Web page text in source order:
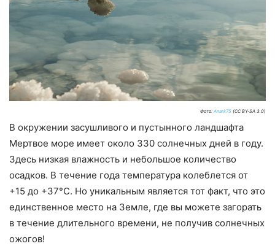
Фото: Anark75 (CC BY-SA 3.0)
В окружении засушливого и пустынного ландшафта
Мертвое море имеет около 330 солнечных дней в году.
Здесь низкая влажность и небольшое количество
осадков. В течение года температура колеблется от
+15 до +37°С. Но уникальным является тот факт, что это
единственное место на Земле, где вы можете загорать
в течение длительного времени, не получив солнечных
ожогов!